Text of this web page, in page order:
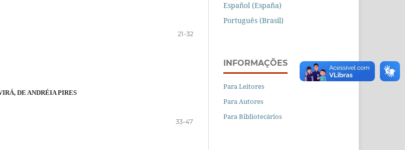
21-32
DE ANDRÉIA PIRES
33-47
Español (España)
Português (Brasil)
INFORMAÇÕES
Para Leitores
Para Autores
Para Bibliotecários